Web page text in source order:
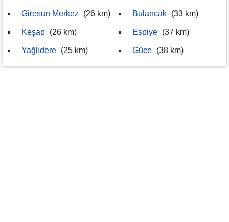
Giresun Merkez (26 km)
Keşap (26 km)
Yağlıdere (25 km)
Bulancak (33 km)
Espiye (37 km)
Güce (38 km)